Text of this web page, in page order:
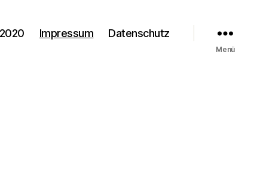
Impressum Datenschutz
Menü